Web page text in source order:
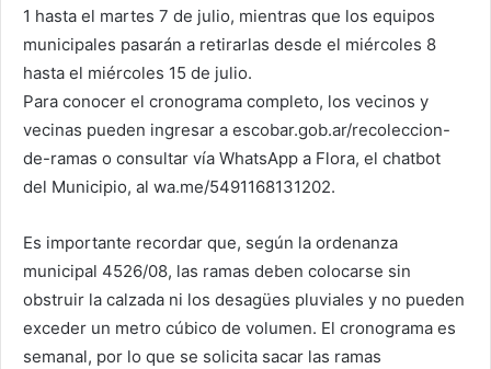
1 hasta el martes 7 de julio, mientras que los equipos
municipales pasarán a retirarlas desde el miércoles 8
hasta el miércoles 15 de julio.
Para conocer el cronograma completo, los vecinos y
vecinas pueden ingresar a escobar.gob.ar/recoleccion-
de-ramas o consultar vía WhatsApp a Flora, el chatbot
del Municipio, al wa.me/5491168131202.
Es importante recordar que, según la ordenanza
municipal 4526/08, las ramas deben colocarse sin
obstruir la calzada ni los desagües pluviales y no pueden
exceder un metro cúbico de volumen. El cronograma es
semanal, por lo que se solicita sacar las ramas